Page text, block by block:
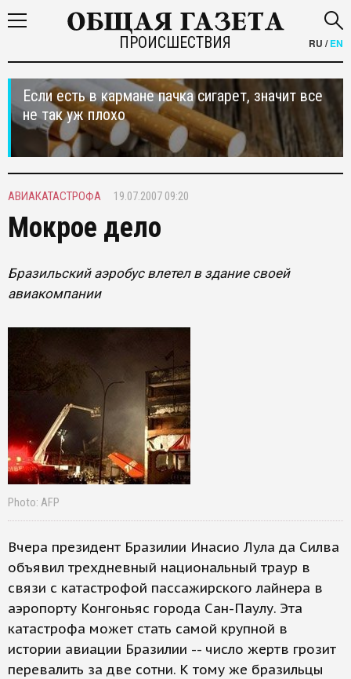
ПРОИСШЕСТВИЯ RU /EN
Если есть в кармане пачка сигарет, значит все
не так уж плохо
АВИАКАТАСТРОФА 19.07.2007 09:20
Мокрое дело
Бразильский аэробус влетел в здание своей
авиакомпании
Photo: AFP
Вчера президент Бразилии Инасио Лула да Силва
объявил трехдневный национальный траур в
связи с катастрофой пассажирского лайнера в
аэропорту Конгоньяс города Сан-Паулу. Эта
катастрофа может стать самой крупной в
истории авиации Бразилии -- число жертв грозит
перевалить за две сотни. К тому же бразильцы